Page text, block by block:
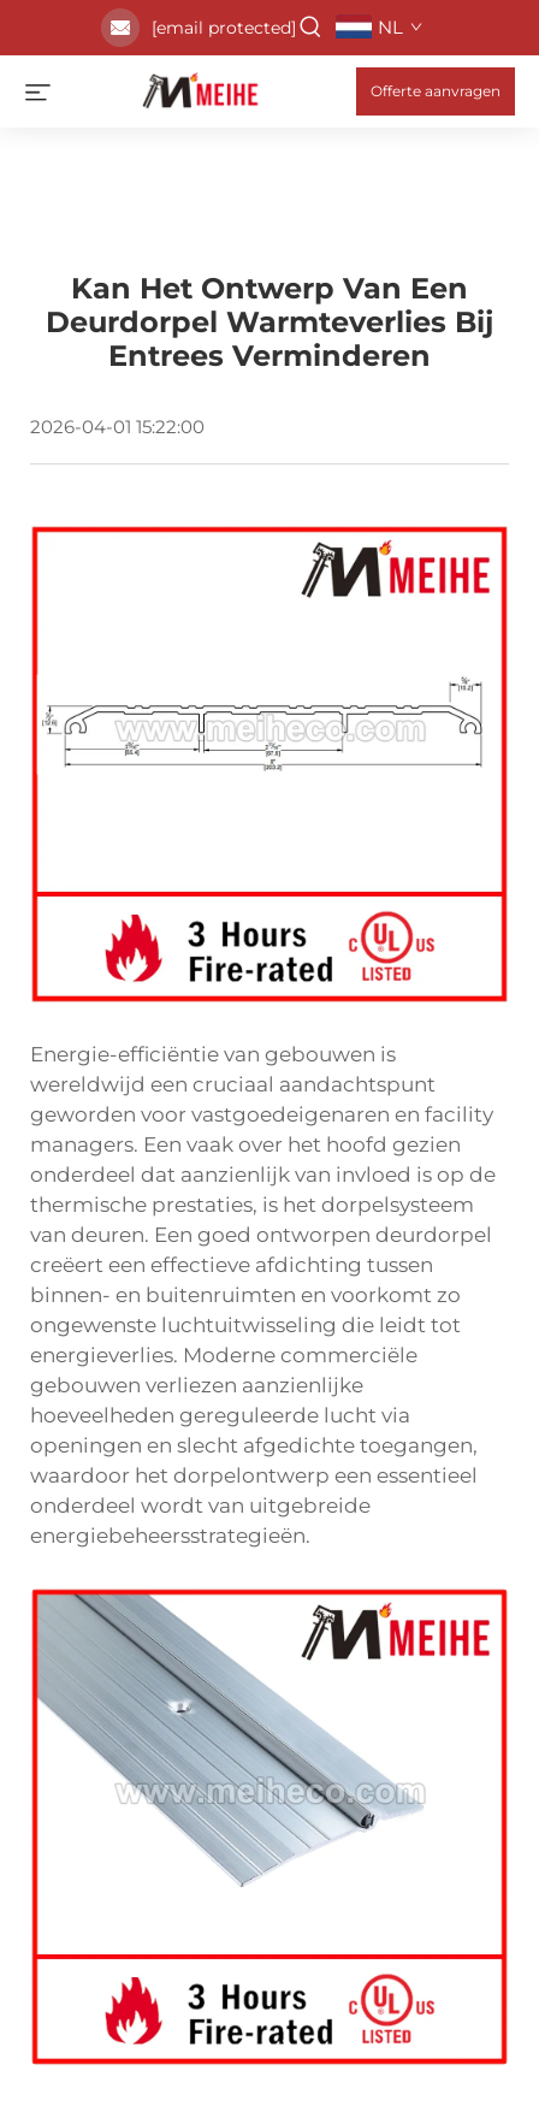
[email protected] NL
Offerte aanvragen
Kan Het Ontwerp Van Een
Deurdorpel Warmteverlies Bij
Entrees Verminderen
2026-04-01 15:22:00
Energie-efficiëntie van gebouwen is
wereldwijd een cruciaal aandachtspunt
geworden voor vastgoedeigenaren en facility
managers. Een vaak over het hoofd gezien
onderdeel dat aanzienlijk van invloed is op de
thermische prestaties, is het dorpelsysteem
van deuren. Een goed ontworpen deurdorpel
creëert een effectieve afdichting tussen
binnen- en buitenruimten en voorkomt zo
ongewenste luchtuitwisseling die leidt tot
energieverlies. Moderne commerciële
gebouwen verliezen aanzienlijke
hoeveelheden gereguleerde lucht via
openingen en slecht afgedichte toegangen,
waardoor het dorpelontwerp een essentieel
onderdeel wordt van uitgebreide
energiebeheersstrategieën.